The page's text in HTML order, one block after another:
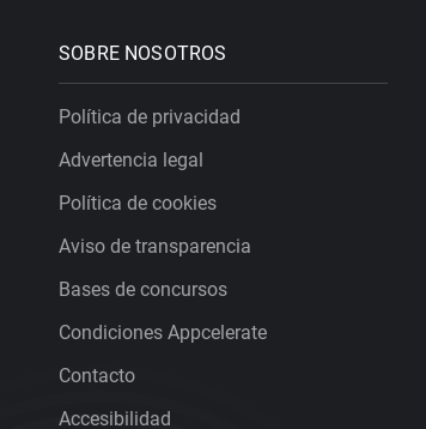
SOBRE NOSOTROS
Política de privacidad
Advertencia legal
Política de cookies
Aviso de transparencia
Bases de concursos
Condiciones Appcelerate
Contacto
Accesibilidad